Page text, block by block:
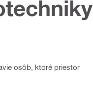
osôb, ktoré priestor